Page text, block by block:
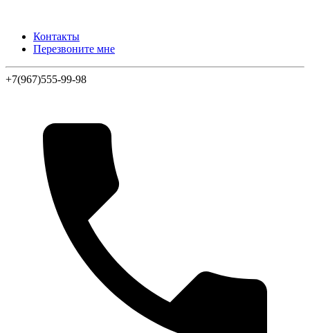
Контакты
Перезвоните мне
+7(967)555-99-98